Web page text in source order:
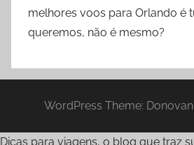
melhores voos para Orlando é
queremos, não é mesmo?
WordPress Theme:
Dicas para viagens, o blog que traz